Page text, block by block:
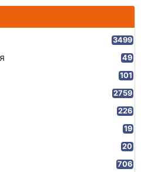
3499
49
101
2759
226
19
20
706